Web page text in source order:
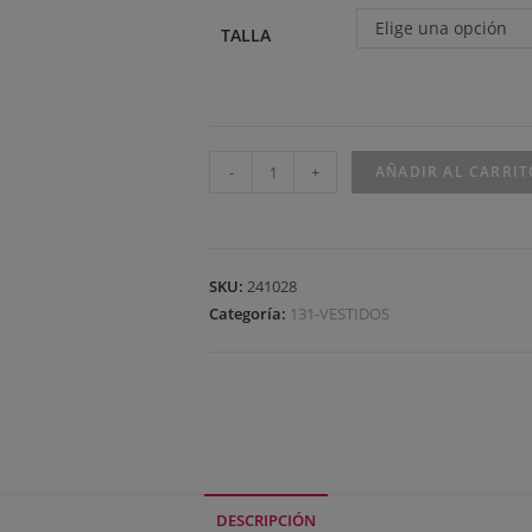
TALLA Elige una opción
- + AÑADIR AL
SKU: 241028
Categoría: 131-VESTIDOS
DESCRIPCIÓN